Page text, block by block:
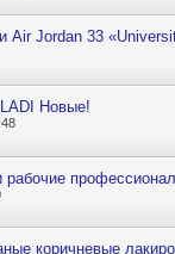
Air Jordan 33
Новые!
рабочие
коричневые